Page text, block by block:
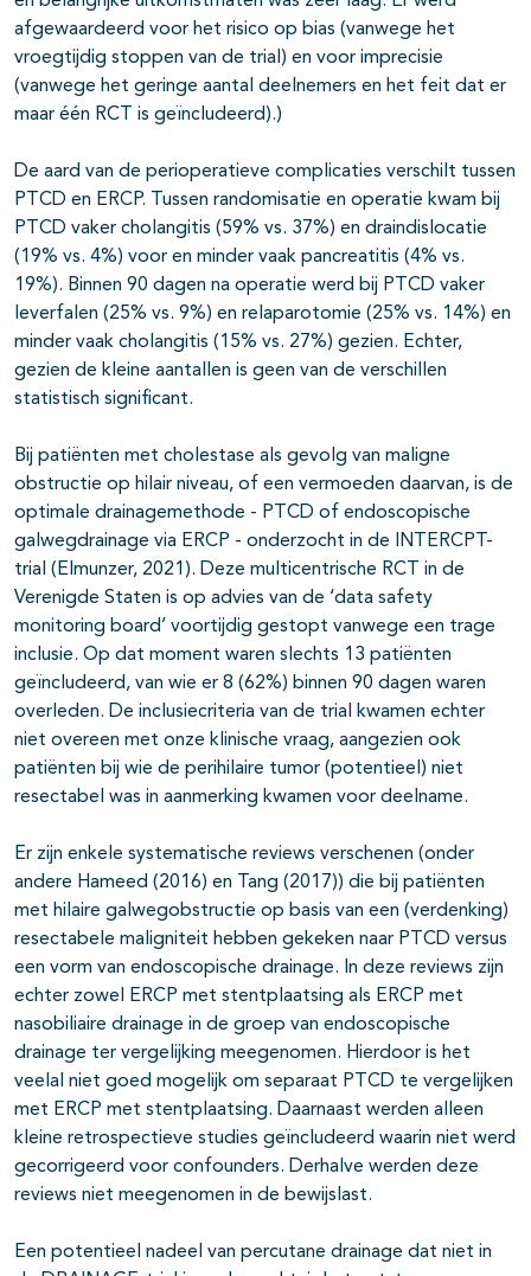
afgewaardeerd voor het risico op bias (vanwege het
vroegtijdig stoppen van de trial) en voor imprecisie
(vanwege het geringe aantal deelnemers en het feit dat er
maar één RCT is geïncludeerd).)
De aard van de perioperatieve complicaties verschilt tussen
PTCD en ERCP. Tussen randomisatie en operatie kwam bij
PTCD vaker cholangitis (59% vs. 37%) en draindislocatie
(19% vs. 4%) voor en minder vaak pancreatitis (4% vs.
19%). Binnen 90 dagen na operatie werd bij PTCD vaker
leverfalen (25% vs. 9%) en relaparotomie (25% vs. 14%) en
minder vaak cholangitis (15% vs. 27%) gezien. Echter,
gezien de kleine aantallen is geen van de verschillen
statistisch significant.
Bij patiënten met cholestase als gevolg van maligne
obstructie op hilair niveau, of een vermoeden daarvan, is de
optimale drainagemethode - PTCD of endoscopische
galwegdrainage via ERCP - onderzocht in de INTERCPT-
trial (Elmunzer, 2021). Deze multicentrische RCT in de
Verenigde Staten is op advies van de ‘data safety
monitoring board’ voortijdig gestopt vanwege een trage
inclusie. Op dat moment waren slechts 13 patiënten
geïncludeerd, van wie er 8 (62%) binnen 90 dagen waren
overleden. De inclusiecriteria van de trial kwamen echter
niet overeen met onze klinische vraag, aangezien ook
patiënten bij wie de perihilaire tumor (potentieel) niet
resectabel was in aanmerking kwamen voor deelname.
Er zijn enkele systematische reviews verschenen (onder
andere Hameed (2016) en Tang (2017)) die bij patiënten
met hilaire galwegobstructie op basis van een (verdenking)
resectabele maligniteit hebben gekeken naar PTCD versus
een vorm van endoscopische drainage. In deze reviews zijn
echter zowel ERCP met stentplaatsing als ERCP met
nasobiliaire drainage in de groep van endoscopische
drainage ter vergelijking meegenomen. Hierdoor is het
veelal niet goed mogelijk om separaat PTCD te vergelijken
met ERCP met stentplaatsing. Daarnaast werden alleen
kleine retrospectieve studies geïncludeerd waarin niet werd
gecorrigeerd voor confounders. Derhalve werden deze
reviews niet meegenomen in de bewijslast.
Een potentieel nadeel van percutane drainage dat niet in